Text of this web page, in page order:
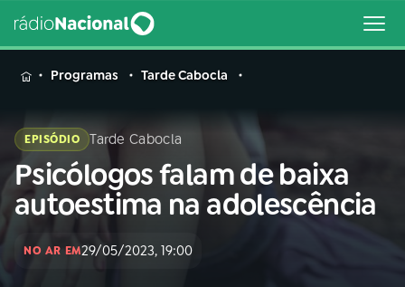
MENU
Buscar
na
Rádio
Nacional
Buscar
Programas Tarde Cabocla
EPISÓDIO Tarde Cabocla
Psicólogos falam de baixa
autoestima na adolescência
NO AR EM29/05/2023, 19:00